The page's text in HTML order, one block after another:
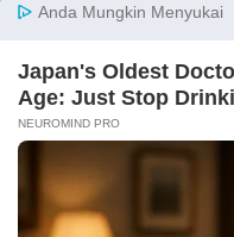
inspiratif